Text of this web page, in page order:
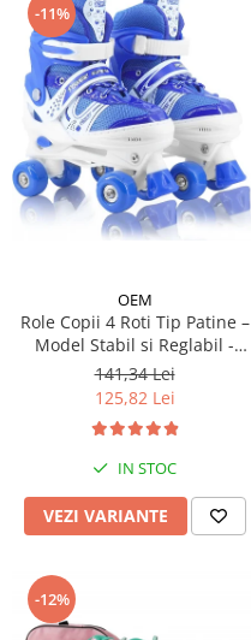
-11%
OEM
Role Copii 4 Roti Tip Patine –
Model Stabil si Reglabil -
Albastru
141,34 Lei
125,82 Lei
IN STOC
VEZI VARIANTE
-12%